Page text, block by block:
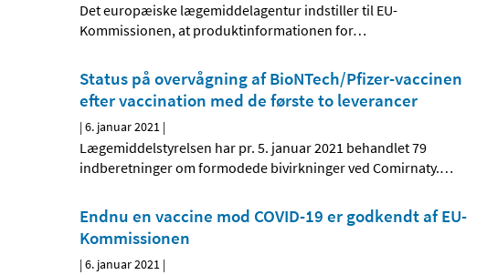
Det europæiske lægemiddelagentur indstiller til EU-
Kommissionen, at produktinformationen for…
Status på overvågning af BioNTech/Pfizer-vaccinen
efter vaccination med de første to leverancer
|6. januar 2021 |
Lægemiddelstyrelsen har pr. 5. januar 2021 behandlet 79
indberetninger om formodede bivirkninger ved Comirnaty.…
Endnu en vaccine mod COVID-19 er godkendt af EU-
Kommissionen
|6. januar 2021 |